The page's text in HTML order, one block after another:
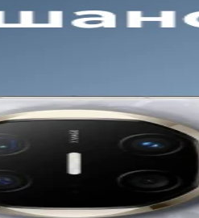
ежедневно и доставляет
и официальной гарантией.
покупателей, стремящихся
отличные условия покупки и
ожиданиям — от первого